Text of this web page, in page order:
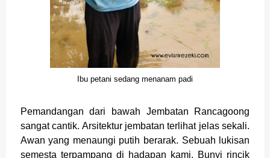
Ibu petani sedang menanam padi
Pemandangan dari bawah Jembatan Rancagoong
sangat cantik. Arsitektur jembatan terlihat jelas sekali.
Awan yang menaungi putih berarak. Sebuah lukisan
semesta terpampang di hadapan kami. Bunyi rincik